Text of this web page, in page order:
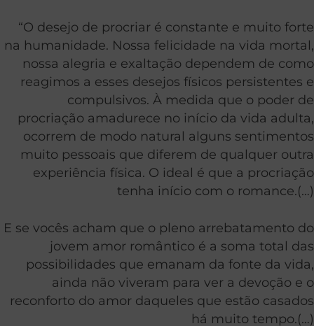
“O desejo de procriar é constante e muito forte
na humanidade. Nossa felicidade na vida mortal,
nossa alegria e exaltação dependem de como
reagimos a esses desejos físicos persistentes e
compulsivos. À medida que o poder de
procriação amadurece no início da vida adulta,
ocorrem de modo natural alguns sentimentos
muito pessoais que diferem de qualquer outra
experiência física. O ideal é que a procriação
tenha início com o romance.(…)
E se vocês acham que o pleno arrebatamento do
jovem amor romântico é a soma total das
possibilidades que emanam da fonte da vida,
ainda não viveram para ver a devoção e o
reconforto do amor daqueles que estão casados
há muito tempo.(…)